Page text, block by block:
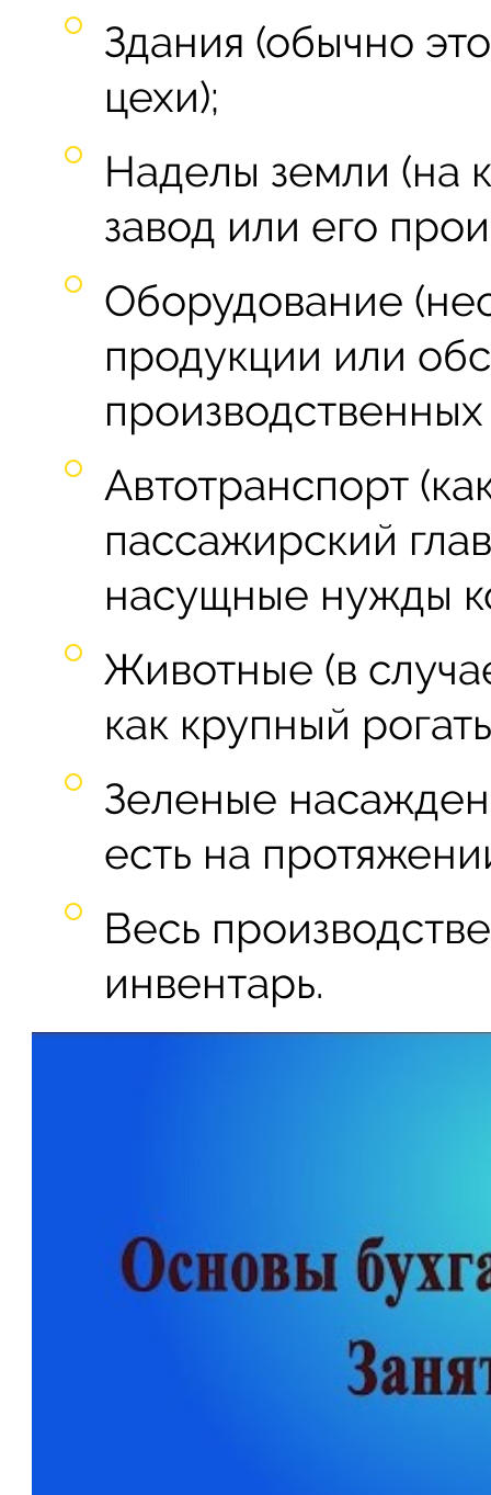
Здания (обычно
цехи);
Наделы земли (на
завод или его
Оборудование
продукции или
производственных
Автотранспорт
пассажирский
насущные нужды
Животные (в
как крупный
Зеленые
есть на
Весь
инвентарь.